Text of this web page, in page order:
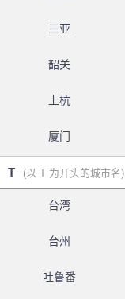
三亚
韶关
上杭
厦门
T (以 T 为开头的城市名)
台湾
台州
吐鲁番